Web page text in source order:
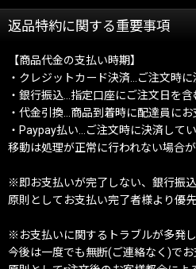
返品特約に関する重要事項
【商品代金の支払い時期】
・クレジットカード決済…ご注文時
・銀行振込…指定口座にご注文日を
・代金引換…商品到着時に配達員に
・Paypay払い…ご注文時に決済して
移動は処理が正常に行われない場合
※即お支払いが完了しない、銀行振
原則としてお支払い完了者様より優
※お支払いに関するトラブルが多発
今後は一度でも無断(ご連絡なく)で